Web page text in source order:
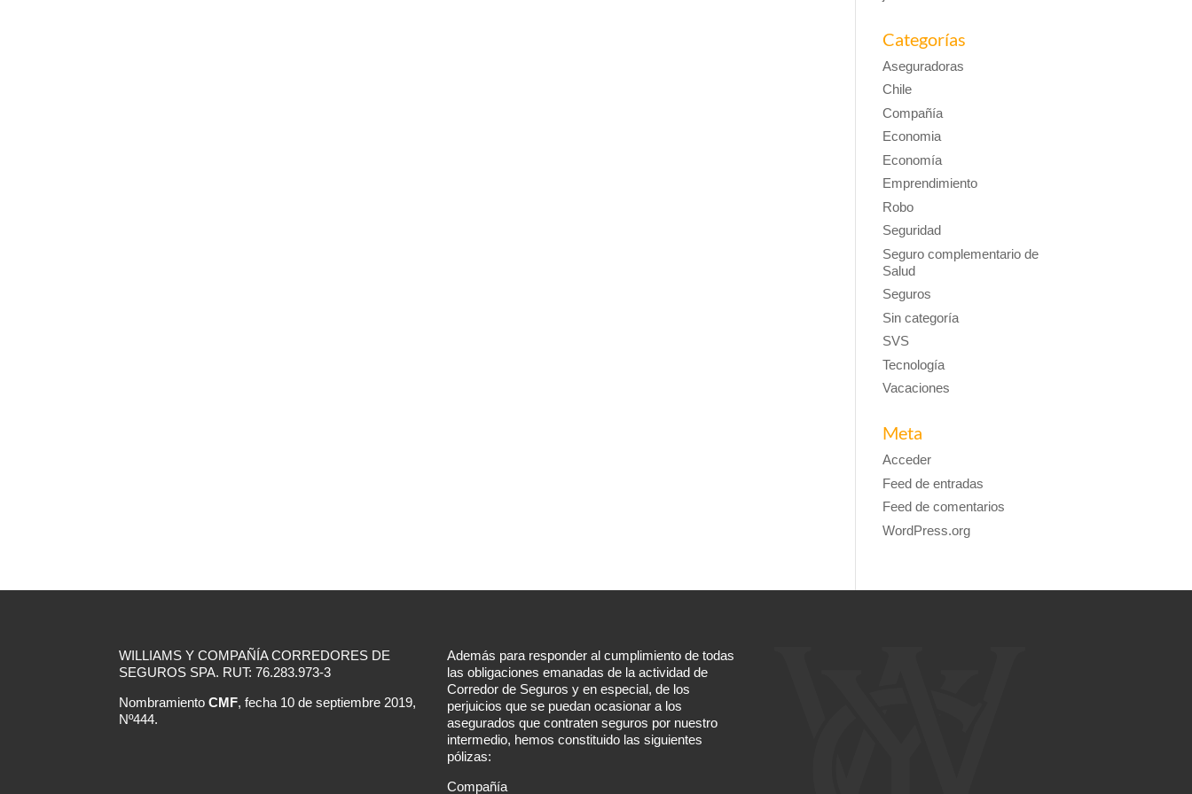
Categorías
Aseguradoras
Chile
Compañía
Economia
Economía
Emprendimiento
Robo
Seguridad
Seguro complementario de
Salud
Seguros
Sin categoría
SVS
Tecnología
Vacaciones
Meta
Acceder
Feed de entradas
Feed de comentarios
WordPress.org
WILLIAMS Y COMPAÑÍA CORREDORES DE
SEGUROS SPA. RUT: 76.283.973-3
NombramientoCMF, fecha 10 de septiembre 2019,
Nº444.
Además para responder al cumplimiento de todas
las obligaciones emanadas de la actividad de
Corredor de Seguros y en especial, de los
perjuicios que se puedan ocasionar a los
asegurados que contraten seguros por nuestro
intermedio, hemos constituido las siguientes
pólizas:
Compañía